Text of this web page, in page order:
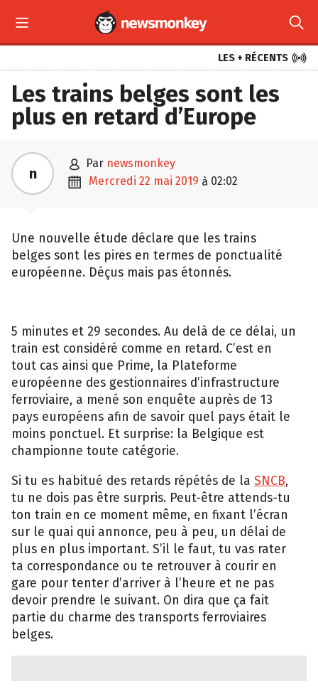
 
LES + RÉCENTS 
Les trains belges sont les
plus en retard d’Europe
n  par newsmonkey
 mercredi 22 mai 2019 à 02:02
Une nouvelle étude déclare que les trains
belges sont les pires en termes de ponctualité
européenne. Déçus mais pas étonnés.
5 minutes et 29 secondes. Au delà de ce délai, un
train est considéré comme en retard. C’est en
tout cas ainsi que Prime, la Plateforme
européenne des gestionnaires d’infrastructure
ferroviaire, a mené son enquête auprès de 13
pays européens afin de savoir quel pays était le
moins ponctuel. Et surprise: la Belgique est
championne toute catégorie.
Si tu es habitué des retards répétés de la SNCB,
tu ne dois pas être surpris. Peut-être attends-tu
ton train en ce moment même, en fixant l’écran
sur le quai qui annonce, peu à peu, un délai de
plus en plus important. S’il le faut, tu vas rater
ta correspondance ou te retrouver à courir en
gare pour tenter d’arriver à l’heure et ne pas
devoir prendre le suivant. On dira que ça fait
partie du charme des transports ferroviaires
belges.